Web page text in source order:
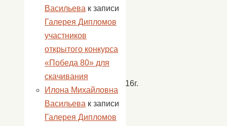
нужно
начинать
можно
раньше.
09.08.2016г.
Васильева к записи
Галерея Дипломов
участников
открытого конкурса
«Победа 80» для
скачивания
Илона Михайловна
Васильева к записи
Галерея Дипломов